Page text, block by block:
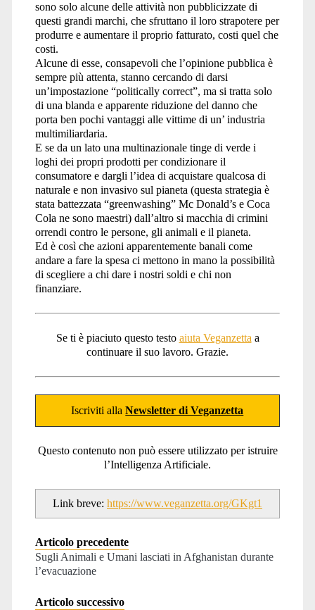
sono solo alcune delle attività non pubblicizzate di
questi grandi marchi, che sfruttano il loro strapotere per
produrre e aumentare il proprio fatturato, costi quel che
costi.
Alcune di esse, consapevoli che l’opinione pubblica è
sempre più attenta, stanno cercando di darsi
un’impostazione “politically correct”, ma si tratta solo
di una blanda e apparente riduzione del danno che
porta ben pochi vantaggi alle vittime di un’ industria
multimiliardaria.
E se da un lato una multinazionale tinge di verde i
loghi dei propri prodotti per condizionare il
consumatore e dargli l’idea di acquistare qualcosa di
naturale e non invasivo sul pianeta (questa strategia è
stata battezzata “greenwashing” Mc Donald’s e Coca
Cola ne sono maestri) dall’altro si macchia di crimini
orrendi contro le persone, gli animali e il pianeta.
Ed è così che azioni apparentemente banali come
andare a fare la spesa ci mettono in mano la possibilità
di scegliere a chi dare i nostri soldi e chi non
finanziare.
Se ti è piaciuto questo testo aiuta Veganzetta a
continuare il suo lavoro. Grazie.
Iscriviti allaNewsletter di Veganzetta
Questo contenuto non può essere utilizzato per istruire
l’Intelligenza Artificiale.
Link breve: https://www.veganzetta.org/GKgt1
Articolo precedente
Sugli Animali e Umani lasciati in Afghanistan durante
l’evacuazione
Articolo successivo